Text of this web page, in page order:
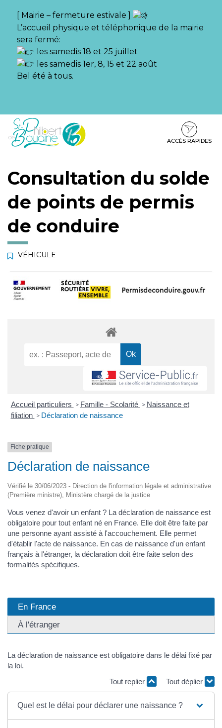
[ Mairie – fermeture estivale ]
L’accueil physique et téléphonique de la mairie
sera fermé:
les samedis 18 et 25 juillet
les samedis 1er, 8, 15 et 22 août
Bel été à tous.
Aller
Aller
contenu
Aller
pied
ACCÈS RAPIDES
Consultation du solde
de points de permis
de conduire
VÉHICULE
Accueil particuliers > Famille - Scolarité > Naissance et
filiation > Déclaration de naissance
Fiche pratique
Déclaration de naissance
Vérifié le 30/06/2023 - Direction de l'information légale et administrative
(Première ministre), Ministère chargé de la justice
Vous venez d'avoir un enfant ? La déclaration de naissance est
obligatoire pour tout enfant né en France. Elle doit être faite par
une personne ayant assisté à l'accouchement. Elle permet
d'établir l'acte de naissance. En cas de naissance d'un enfant
français à l'étranger, la déclaration doit être faite selon des
formalités spécifiques.
En France
À l'étranger
La déclaration de naissance est obligatoire dans le délai fixé par
la loi.
Tout replier
Tout déplier
Quel est le délai pour déclarer une naissance ?